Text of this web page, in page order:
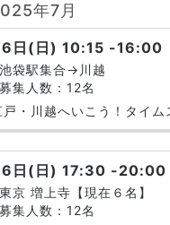
年7月
6日(日) 10:15 -16:00
池袋駅集合→川越
募集人数：12名
戸・川越へいこう！タイム
6日(日) 17:30 -20:00
東京 増上寺【現在６名】
募集人数：12名